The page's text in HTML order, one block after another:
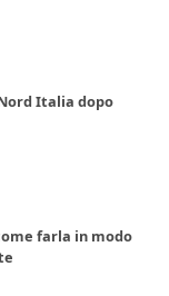
Italia dopo
farla in modo